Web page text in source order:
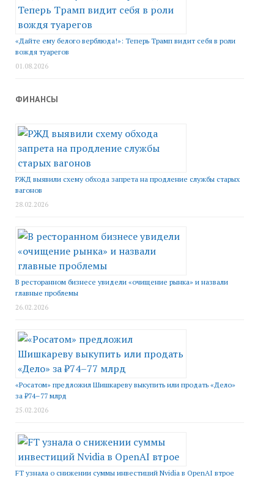
«Дайте ему белого верблюда!»: Теперь Трамп видит себя в роли
вождя туарегов
01.08.2026
ФИНАНСЫ
РЖД выявили схему обхода запрета на продление службы старых
вагонов
28.02.2026
В ресторанном бизнесе увидели «очищение рынка» и назвали
главные проблемы
26.02.2026
«Росатом» предложил Шишкареву выкупить или продать «Дело»
за ₽74–77 млрд
25.02.2026
FT узнала о снижении суммы инвестиций Nvidia в OpenAI втрое